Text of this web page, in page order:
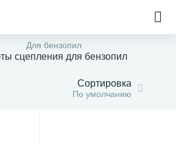
Для бензопил
сцепления для бензопил
Сортировка
По умолчанию